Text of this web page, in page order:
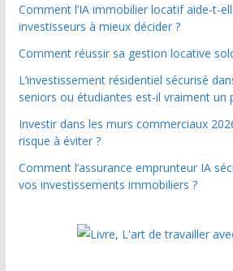
Comment l’IA immobilier locatif aide-t-
investisseurs à mieux décider ?
Comment réussir sa gestion locative
L’investissement résidentiel sécurisé
seniors ou étudiantes est-il vraiment un
Investir dans les murs commerciaux
risque à éviter ?
Comment l’assurance emprunteur IA
vos investissements immobiliers ?